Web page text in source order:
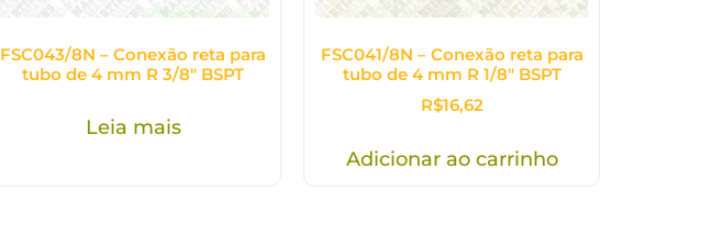
FSC043/8N – Conexão reta para
tubo de 4 mm R 3/8″ BSPT
Leia mais
FSC041/8N – Conexão reta para
tubo de 4 mm R 1/8″ BSPT
R$16,62
Adicionar ao carrinho